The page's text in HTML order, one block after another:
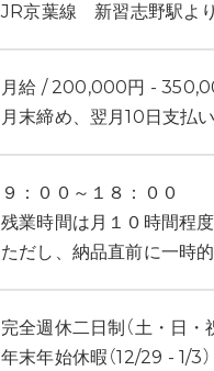
JR京葉線 新習志野駅よ
月給 / 200,000円 -
月末締め、翌月10日支払い
９：００～１８：００
残業時間は月１０時間程
ただし、納品直前に一時
完全週休二日制（土・日・
年末年始休暇（12/29 - 1/3）